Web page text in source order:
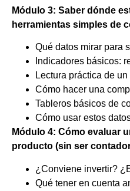
Módulo 3: Saber dónde
herramientas simples de
Qué datos mirar para
Indicadores básicos:
Lectura práctica de
Cómo hacer una
Tableros básicos de
Cómo usar estos
Módulo 4: Cómo evaluar
producto (sin ser
¿Conviene invertir?
Qué tener en cuenta